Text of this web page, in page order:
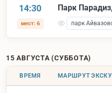
14:30
мест: 6
Парк
парк
15 АВГУСТА (СУББОТА)
ВРЕМЯ МАРШРУТ